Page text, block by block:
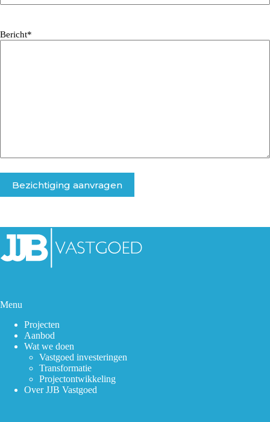
Bericht*
Menu
Projecten
Aanbod
Wat we doen
Vastgoed investeringen
Transformatie
Projectontwikkeling
Over JJB Vastgoed